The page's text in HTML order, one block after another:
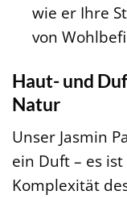
wie er Ihre
von
Haut- und
Natur
Unser Jasmin
ein Duft – es
Komplexität